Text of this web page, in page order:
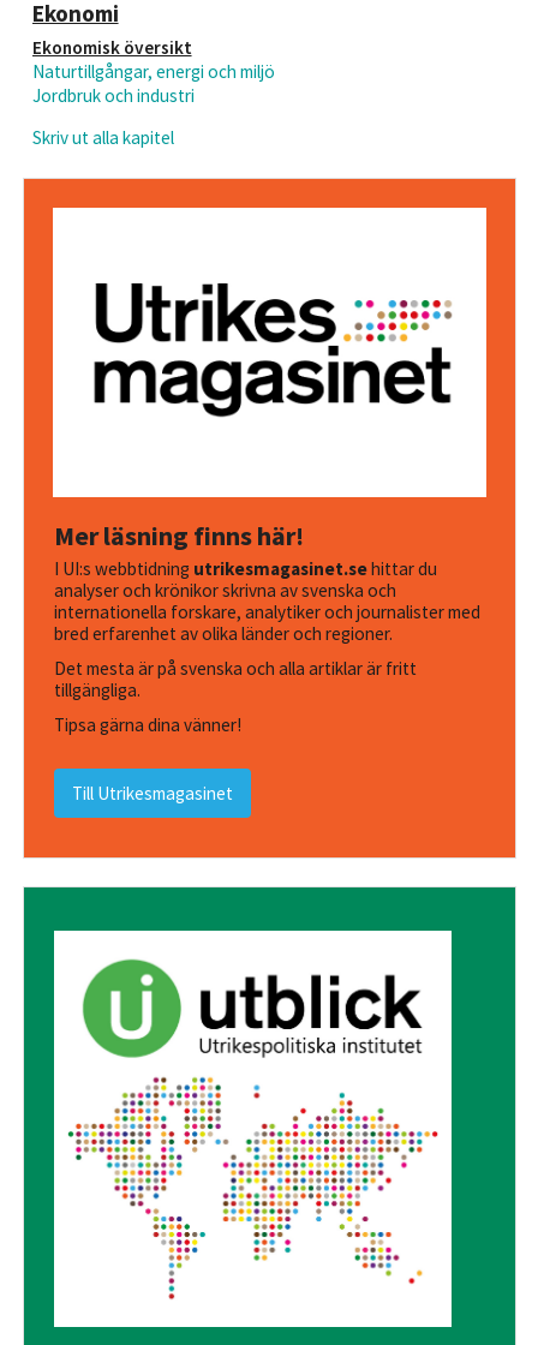
Ekonomi
Ekonomisk översikt
Naturtillgångar, energi och miljö
Jordbruk och industri
Skriv ut alla kapitel
Mer läsning finns här!
I UI:s webbtidning utrikesmagasinet.sehittar du
analyser och krönikor skrivna av svenska och
internationella forskare, analytiker och journalister med
bred erfarenhet av olika länder och regioner.
Det mesta är på svenska och alla artiklar är fritt
tillgängliga.
Tipsa gärna dina vänner!
Till Utrikesmagasinet